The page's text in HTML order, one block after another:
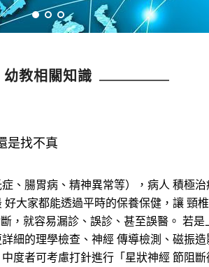
幼教相關知識
是找不真
、腸胃病、精神異常等），病人 積極
大家都能透過平時的保養保健，讓 頸
，就容易漏診、誤診、甚至誤醫。 若
細的理學檢查、神經 傳導檢測、磁振
度者可考慮打針進行「星狀神經 節阻